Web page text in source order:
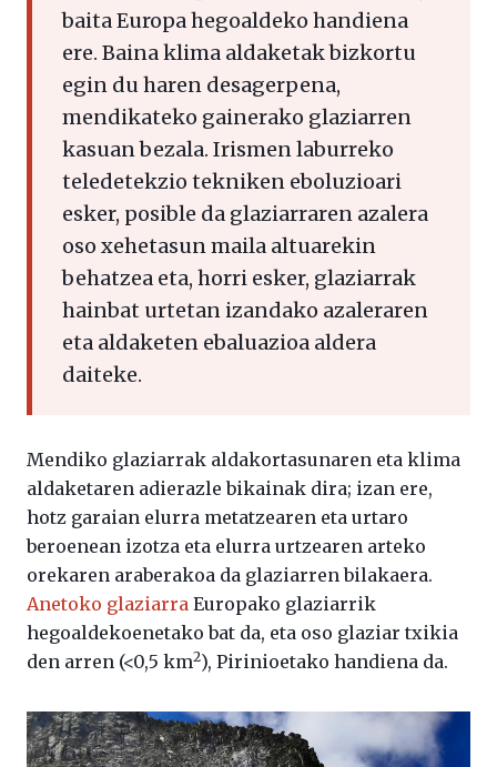
baita Europa hegoaldeko handiena
ere. Baina klima aldaketak bizkortu
egin du haren desagerpena,
mendikateko gainerako glaziarren
kasuan bezala. Irismen laburreko
teledetekzio tekniken eboluzioari
esker, posible da glaziarraren azalera
oso xehetasun maila altuarekin
behatzea eta, horri esker, glaziarrak
hainbat urtetan izandako azaleraren
eta aldaketen ebaluazioa aldera
daiteke.
Mendiko glaziarrak aldakortasunaren eta klima
aldaketaren adierazle bikainak dira; izan ere,
hotz garaian elurra metatzearen eta urtaro
beroenean izotza eta elurra urtzearen arteko
orekaren araberakoa da glaziarren bilakaera.
Anetoko glaziarra Europako glaziarrik
hegoaldekoenetako bat da, eta oso glaziar txikia
den arren (<0,5 km2), Pirinioetako handiena da.